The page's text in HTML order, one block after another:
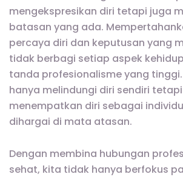
mengekspresikan diri tetapi juga
batasan yang ada.
percaya diri dan keputusan yang
tidak berbagi setiap aspek
tanda profesionalisme yang
hanya melindungi diri sendiri
menempatkan diri sebagai
dihargai di mata atasan.
Dengan membina hubungan
sehat, kita tidak hanya berfokus